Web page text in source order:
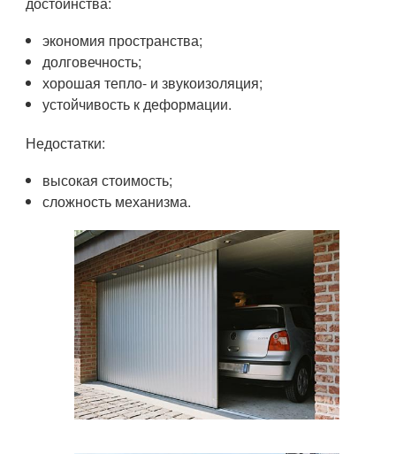
экономия пространства;
долговечность;
хорошая тепло- и звукоизоляция;
устойчивость к деформации.
Недостатки:
высокая стоимость;
сложность механизма.